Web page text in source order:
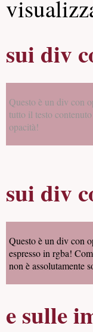
sui div
Questo è un div con
tutto il testo
opacità!
sui div
Questo è un div con
espresso in rgba!
non è assolutamente
e sulle